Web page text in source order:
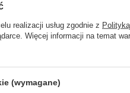
realizacji usług zgodnie z
Więcej informacji na temat
(wymagane)